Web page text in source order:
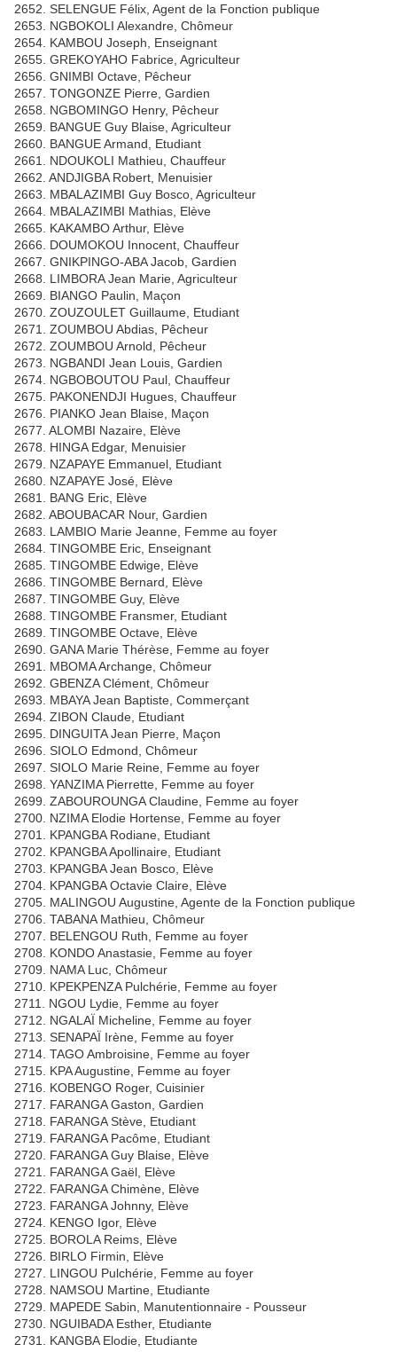
2652. SELENGUE Félix, Agent de la Fonction publique
2653. NGBOKOLI Alexandre, Chômeur
2654. KAMBOU Joseph, Enseignant
2655. GREKOYAHO Fabrice, Agriculteur
2656. GNIMBI Octave, Pêcheur
2657. TONGONZE Pierre, Gardien
2658. NGBOMINGO Henry, Pêcheur
2659. BANGUE Guy Blaise, Agriculteur
2660. BANGUE Armand, Etudiant
2661. NDOUKOLI Mathieu, Chauffeur
2662. ANDJIGBA Robert, Menuisier
2663. MBALAZIMBI Guy Bosco, Agriculteur
2664. MBALAZIMBI Mathias, Elève
2665. KAKAMBO Arthur, Elève
2666. DOUMOKOU Innocent, Chauffeur
2667. GNIKPINGO-ABA Jacob, Gardien
2668. LIMBORA Jean Marie, Agriculteur
2669. BIANGO Paulin, Maçon
2670. ZOUZOULET Guillaume, Etudiant
2671. ZOUMBOU Abdias, Pêcheur
2672. ZOUMBOU Arnold, Pêcheur
2673. NGBANDI Jean Louis, Gardien
2674. NGBOBOUTOU Paul, Chauffeur
2675. PAKONENDJI Hugues, Chauffeur
2676. PIANKO Jean Blaise, Maçon
2677. ALOMBI Nazaire, Elève
2678. HINGA Edgar, Menuisier
2679. NZAPAYE Emmanuel, Etudiant
2680. NZAPAYE José, Elève
2681. BANG Eric, Elève
2682. ABOUBACAR Nour, Gardien
2683. LAMBIO Marie Jeanne, Femme au foyer
2684. TINGOMBE Eric, Enseignant
2685. TINGOMBE Edwige, Elève
2686. TINGOMBE Bernard, Elève
2687. TINGOMBE Guy, Elève
2688. TINGOMBE Fransmer, Etudiant
2689. TINGOMBE Octave, Elève
2690. GANA Marie Thérèse, Femme au foyer
2691. MBOMA Archange, Chômeur
2692. GBENZA Clément, Chômeur
2693. MBAYA Jean Baptiste, Commerçant
2694. ZIBON Claude, Etudiant
2695. DINGUITA Jean Pierre, Maçon
2696. SIOLO Edmond, Chômeur
2697. SIOLO Marie Reine, Femme au foyer
2698. YANZIMA Pierrette, Femme au foyer
2699. ZABOUROUNGA Claudine, Femme au foyer
2700. NZIMA Elodie Hortense, Femme au foyer
2701. KPANGBA Rodiane, Etudiant
2702. KPANGBA Apollinaire, Etudiant
2703. KPANGBA Jean Bosco, Elève
2704. KPANGBA Octavie Claire, Elève
2705. MALINGOU Augustine, Agente de la Fonction publique
2706. TABANA Mathieu, Chômeur
2707. BELENGOU Ruth, Femme au foyer
2708. KONDO Anastasie, Femme au foyer
2709. NAMA Luc, Chômeur
2710. KPEKPENZA Pulchérie, Femme au foyer
2711. NGOU Lydie, Femme au foyer
2712. NGALAÏ Micheline, Femme au foyer
2713. SENAPAÏ Irène, Femme au foyer
2714. TAGO Ambroisine, Femme au foyer
2715. KPA Augustine, Femme au foyer
2716. KOBENGO Roger, Cuisinier
2717. FARANGA Gaston, Gardien
2718. FARANGA Stève, Etudiant
2719. FARANGA Pacôme, Etudiant
2720. FARANGA Guy Blaise, Elève
2721. FARANGA Gaël, Elève
2722. FARANGA Chimène, Elève
2723. FARANGA Johnny, Elève
2724. KENGO Igor, Elève
2725. BOROLA Reims, Elève
2726. BIRLO Firmin, Elève
2727. LINGOU Pulchérie, Femme au foyer
2728. NAMSOU Martine, Etudiante
2729. MAPEDE Sabin, Manutentionnaire - Pousseur
2730. NGUIBADA Esther, Etudiante
2731. KANGBA Elodie, Etudiante